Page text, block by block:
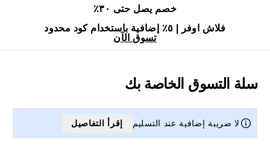
خصم يصل حتى ٣٠٪
فلاش اوفر | ٥٪ إضافية باستخدام كود محدود
تسوق الآن
سلة التسوق الخاصة بك
لا ضريبة إضافية عند التسليم إقرأ التفاصيل